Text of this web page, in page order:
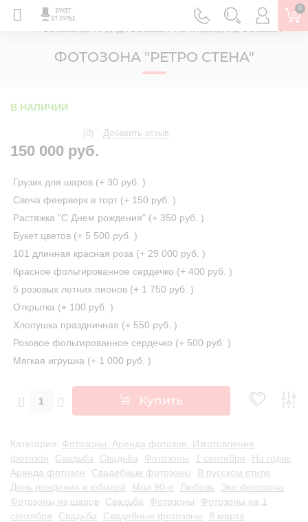
0
ФОТОЗОНЫ. АРЕНДА ФОТОЗОН. ИЗГОТОВЛЕНИЕ ФОТОЗОН
ФОТОЗОНА "РЕТРО СТЕНА"
В НАЛИЧИИ
(0) Добавить отзыв
150 000 руб.
Грузик для шаров (+ 30 руб. )
Свеча феерверк в торт (+ 150 руб. )
Растяжка "С Днем рождения" (+ 350 руб. )
Букет цветов (+ 5 500 руб. )
101 длинная красная роза (+ 29 000 руб. )
Красное фольгированное сердечко (+ 400 руб. )
5 розовых летних пионов (+ 1 750 руб. )
Открытка (+ 100 руб. )
Хлопушка праздничная (+ 550 руб. )
Розовое фольгированное сердечко (+ 500 руб. )
Мягкая игрушка (+ 1 000 руб. )
Купить
Категории: Фотозоны. Аренда фотозон. Изготовление
фотозон
Свадьба Свадьба Фотозоны 1 сентября
На годик
Аренда фотозон
Свадебные фотозоны
В русском стиле
День рождения и юбилей
Мои 90-е Любовь
Эко фотозона
Фотозоны из шаров
Свадьба Фотозоны
Фотозоны на 1
сентября
Свадьба Свадебные фотозоны
8 марта